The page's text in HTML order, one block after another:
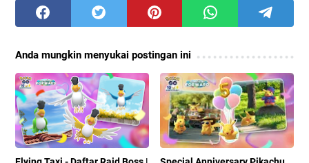
Anda mungkin menyukai postingan ini